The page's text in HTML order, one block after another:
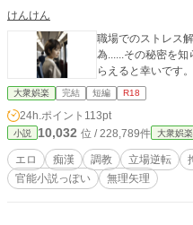
けんけん
職場でのストレス
為......その秘密を知られ...... ※イイねやお気
らえると幸いです。
大衆娯楽 完結 短編 R18
24h.ポイント 113pt
小説 10,032 位 / 228,789件 大衆娯楽
エロ 痴漢 調教 立場逆転
官能小説っぽい
無理矢理